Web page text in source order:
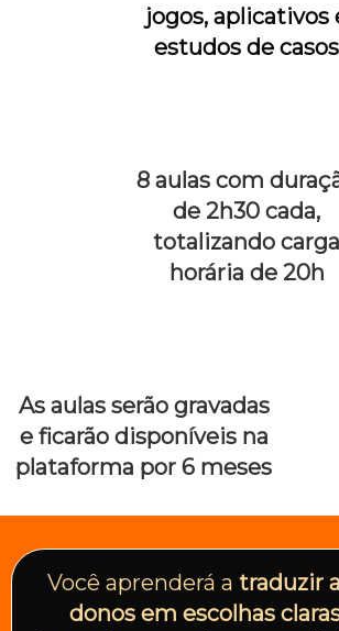
jogos, aplicativos
estudos de casos
8 aulas com
de 2h30 cada,
totalizando carga
horária de 20h
As aulas serão gravadas
e ficarão disponíveis na
plataforma por 6 meses
Você aprenderá a traduzir
donos em escolhas